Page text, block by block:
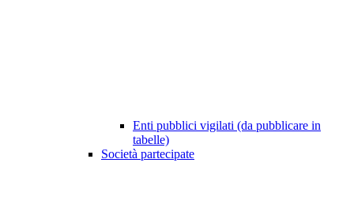
Enti pubblici vigilati (da pubblicare in
tabelle)
Società partecipate